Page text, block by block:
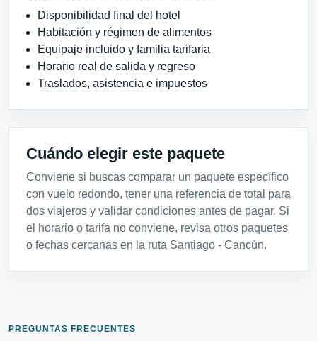
Disponibilidad final del hotel
Habitación y régimen de alimentos
Equipaje incluido y familia tarifaria
Horario real de salida y regreso
Traslados, asistencia e impuestos
Cuándo elegir este paquete
Conviene si buscas comparar un paquete específico
con vuelo redondo, tener una referencia de total para
dos viajeros y validar condiciones antes de pagar. Si
el horario o tarifa no conviene, revisa otros paquetes
o fechas cercanas en la ruta Santiago - Cancún.
PREGUNTAS FRECUENTES